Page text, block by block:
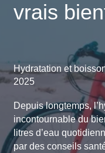
vrais
Hydratation et
2025
Depuis longtemps,
incontournable du
litres d’eau
par des conseils